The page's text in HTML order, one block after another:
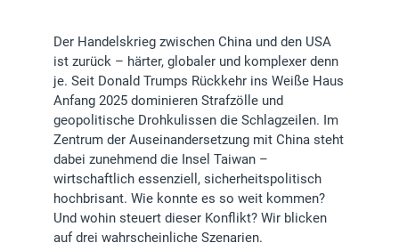
Der Handelskrieg zwischen China und den USA
ist zurück – härter, globaler und komplexer denn
je. Seit Donald Trumps Rückkehr ins Weiße Haus
Anfang 2025 dominieren Strafzölle und
geopolitische Drohkulissen die Schlagzeilen. Im
Zentrum der Auseinandersetzung mit China steht
dabei zunehmend die Insel Taiwan –
wirtschaftlich essenziell, sicherheitspolitisch
hochbrisant. Wie konnte es so weit kommen?
Und wohin steuert dieser Konflikt? Wir blicken
auf drei wahrscheinliche Szenarien.